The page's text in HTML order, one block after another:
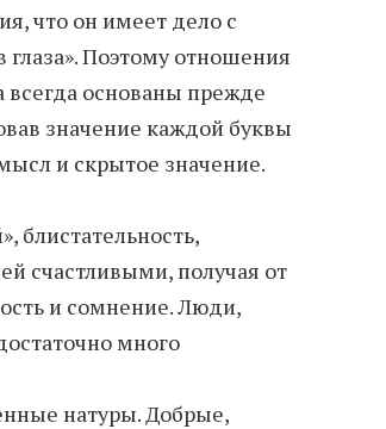
что он имеет дело с
Поэтому отношения
всегда основаны прежде
значение каждой буквы
и скрытое значение.
блистательность,
счастливыми, получая от
и сомнение. Люди,
много
натуры. Добрые,